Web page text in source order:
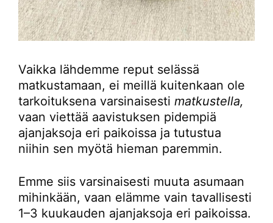
Vaikka lähdemme reput selässä
matkustamaan, ei meillä kuitenkaan ole
tarkoituksena varsinaisesti matkustella,
vaan viettää aavistuksen pidempiä
ajanjaksoja eri paikoissa ja tutustua
niihin sen myötä hieman paremmin.
Emme siis varsinaisesti muuta asumaan
mihinkään, vaan elämme vain tavallisesti
1–3 kuukauden ajanjaksoja eri paikoissa.